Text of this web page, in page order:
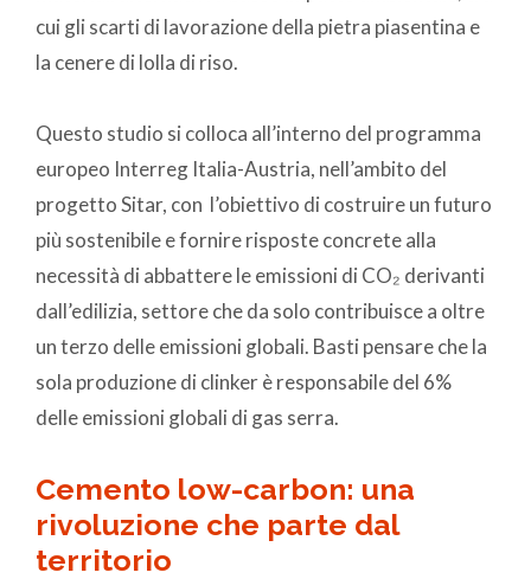
cui gli scarti di lavorazione della pietra piasentina e
la cenere di lolla di riso.
Questo studio si colloca all’interno del programma
europeo Interreg Italia-Austria, nell’ambito del
progetto Sitar, con l’obiettivo di costruire un futuro
più sostenibile e fornire risposte concrete alla
necessità di abbattere le emissioni di CO₂ derivanti
dall’edilizia, settore che da solo contribuisce a oltre
un terzo delle emissioni globali. Basti pensare che la
sola produzione di clinker è responsabile del 6%
delle emissioni globali di gas serra.
Cemento low-carbon: una
rivoluzione che parte dal
territorio